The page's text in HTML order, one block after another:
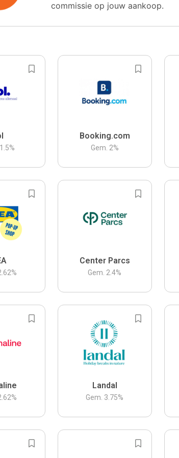
commissie op jouw aankoop.
1.5%
Booking.com
Gem. 2%
%
Center Parcs
Gem. 2.4%
%
Landal
Gem. 3.75%